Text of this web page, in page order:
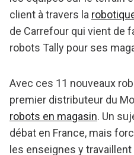
client à travers la
de Carrefour qui vient de
robots Tally pour ses
Avec ces 11 nouveaux
premier distributeur du
robots en magasin. Un
débat en France, mais
les enseignes y